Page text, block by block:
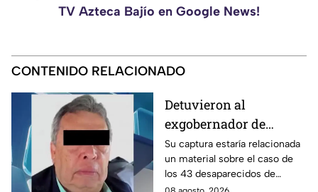
TV Azteca Bajío en Google News!
CONTENIDO RELACIONADO
Detuvieron al
exgobernador de
Guerrero, Ángel
Aguirre Rivero
Su captura estaría relacionada
un material sobre el caso de
los 43 desaparecidos de
Ayotzinapa